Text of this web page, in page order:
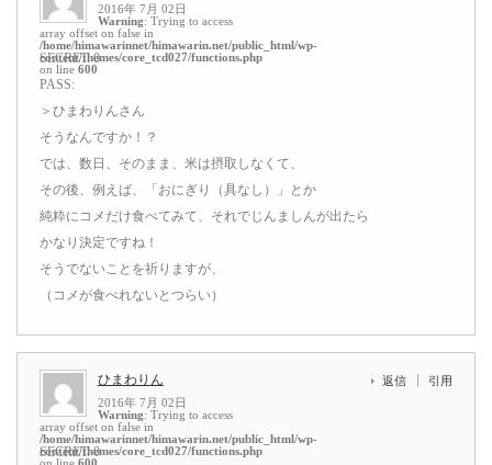
2016年 7月 02日
Warning: Trying to access
array offset on false in
/home/himawarinnet/himawarin.net/public_html/wp-
content/themes/core_tcd027/functions.php
on line 600
SECRET: 0
PASS:
＞ひまわりんさん
そうなんですか！？
では、数日、そのまま、米は摂取しなくて、
その後、例えば、「おにぎり（具なし）」とか
純粋にコメだけ食べてみて、それでじんましんが出たら
かなり決定ですね！
そうでないことを祈りますが、
（コメが食べれないとつらい）
ひまわりん
2016年 7月 02日
Warning: Trying to access
array offset on false in
/home/himawarinnet/himawarin.net/public_html/wp-
content/themes/core_tcd027/functions.php
返信 引用
SECRET: 0